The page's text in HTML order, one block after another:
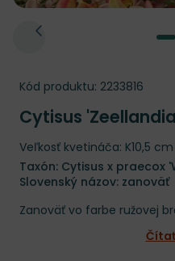
Kód produktu: 2233816
Cytisus
Veľkosť kvetináča: K10,5 cm
Taxón: Cytisus x praecox
Slovenský názov: zanoväť
Zanoväť vo farbe ružovej